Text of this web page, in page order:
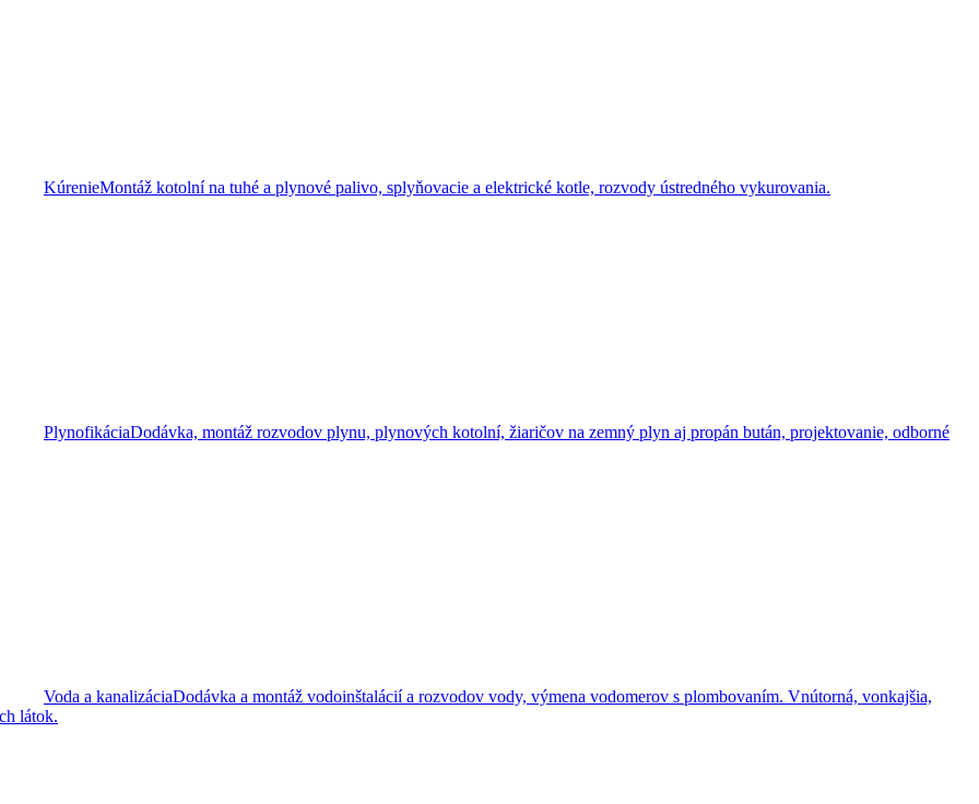
KúrenieMontáž kotolní na tuhé a plynové palivo, splyňovacie a elektrické kotle, rozvody ústredného vykurovania.
PlynofikáciaDodávka, montáž rozvodov plynu, plynových kotolní, žiaričov na zemný plyn aj propán bután, projektovanie, odborné
Voda a kanalizáciaDodávka a montáž vodoinštalácií a rozvodov vody, výmena vodomerov s plombovaním. Vnútorná, vonkajšia,
látok.